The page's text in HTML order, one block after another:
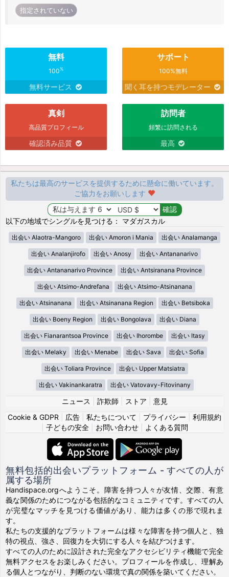
指定されていない
無料
100%
無料サービス
サポート
100%無料
聞く耳を持つモデレーター
真剣
高品質プロフィール
確認済み品質
訪問者
頻繁に訪問される
最高
私たちは最高のサービスを提供するために懸命に働いています。
ご協力をお願いします
以下の地域でシングルを見つける： マダガスカル
出会い Alaotra-Mangoro 出会い Amoron i Mania 出会い Analamanga
出会い Analanjirofo 出会い Anosy 出会い Antananarivo
出会い Antananarivo Province 出会い Antsiranana Province
出会い Atsimo-Andrefana 出会い Atsimo-Atsinanana
出会い Atsinanana 出会い Atsinanana Region 出会い Betsiboka
出会い Boeny Region 出会い Bongolava 出会い Diana
出会い Fianarantsoa Province 出会い Ihorombe 出会い Itasy
出会い Melaky 出会い Menabe 出会い Sava 出会い Sofia
出会い Toliara Province 出会い Upper Matsiatra
出会い Vakinankaratra 出会い Vatovavy-Fitovinany
ニュース 詐欺師 ストア
意見
Cookie & GDPR
広告 私たちについて プライバシー
利用規約
子どもの安全| お問い合わせ| よくある質問
無料包括的出会いプラットフォーム - すべての人が
属する場所
Handispace.orgへようこそ。障害を持つ人々が友情、交際、有意
義な関係のためにつながる包括的なコミュニティです。すべての人
が完璧なマッチを見つける価値があり、能力は多くの形で現れま
す。
私たちの支援的なプラットフォームは様々な障害を持つ個人と、独
特の視点、強さ、回復力を大切にする人々を結びつけます。
すべての人のために設計された完全なアクセシビリティ機能で完全
無料アクセスをお楽しみください。プロフィールを作成し、理解あ
る個人とつながり、判断のない環境で真の関係を築いてください。